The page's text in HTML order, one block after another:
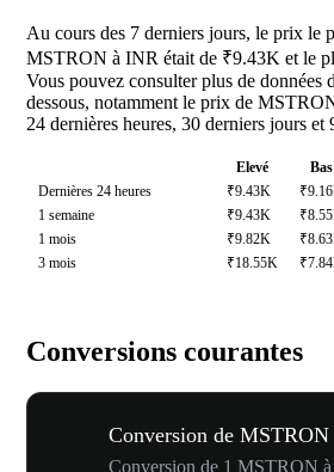
Au cours des 7 derniers jours, le prix le
MSTRON à INR était de ₹9.43K et le
Vous pouvez consulter plus de données
dessous, notamment le prix de
24 dernières heures, 30 derniers jours et
Elevé Bas
Dernières 24 heures
₹9.43K
1 semaine
₹9.43K
1 mois
₹9.82K
3 mois
₹18.55K
Conversions courantes
Conversion de
Conversion de 1 MSTRON